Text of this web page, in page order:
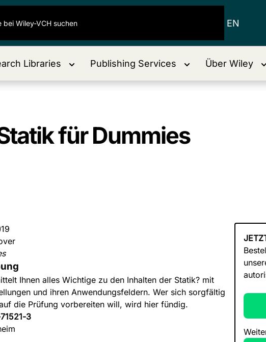
EN
Libraries Publishing Services Über Wiley
für Dummies
Ihnen alles Wichtige zu den Inhalten der Statik? mit
und ihren Anwendungsfeldern. Wer sich sorgfältig
die Prüfung vorbereiten will, wird hier fündig.
3